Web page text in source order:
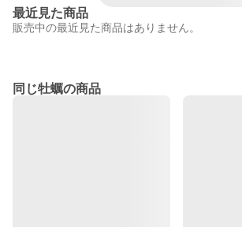
最近見た商品
販売中の最近見た商品はありません。
同じ牡蠣の商品